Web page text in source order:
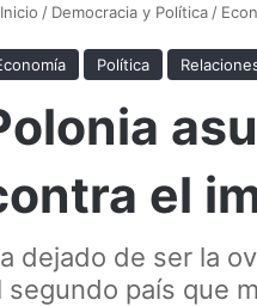
Inicio / Democracia y Política /
Política
el
dejado de ser la
segundo país que